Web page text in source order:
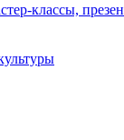
классы,